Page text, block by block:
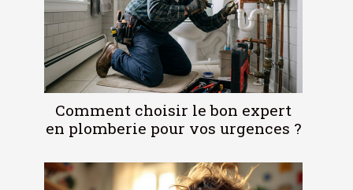
Comment choisir le bon expert
en plomberie pour vos urgences ?